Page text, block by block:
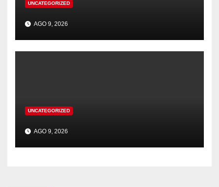
UNCATEGORIZED
AGO 9, 2026
UNCATEGORIZED
AGO 9, 2026